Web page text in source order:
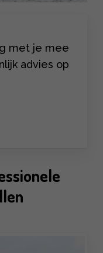
met je mee
advies op